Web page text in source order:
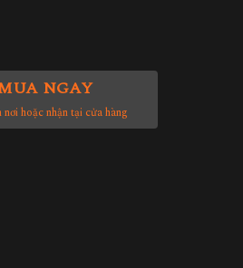
NGAY
nơi hoặc nhận tại cửa hàng